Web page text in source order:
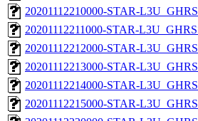
20201112210000-STAR-
20201112211000-STAR-
20201112212000-STAR-
20201112213000-STAR-
20201112214000-STAR-
20201112215000-STAR-